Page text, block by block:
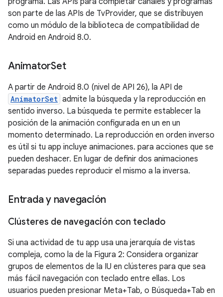
son parte de las APIs de TvProvider, que se distribuyen
como un módulo de la biblioteca de compatibilidad de
Android en Android 8.0.
AnimatorSet
A partir de Android 8.0 (nivel de API 26), la API de
AnimatorSet admite la búsqueda y la reproducción en
sentido inverso. La búsqueda te permite establecer la
posición de la animación configurada en un en un
momento determinado. La reproducción en orden inverso
es útil si tu app incluye animaciones. para acciones que se
pueden deshacer. En lugar de definir dos animaciones
separadas puedes reproducir el mismo a la inversa.
Entrada y navegación
Clústeres de navegación con teclado
Si una actividad de tu app usa una jerarquía de vistas
compleja, como la de la Figura 2: Considera organizar
grupos de elementos de la IU en clústeres para que sea
más fácil navegación con teclado entre ellas. Los
usuarios pueden presionar Meta+Tab, o Búsqueda+Tab en